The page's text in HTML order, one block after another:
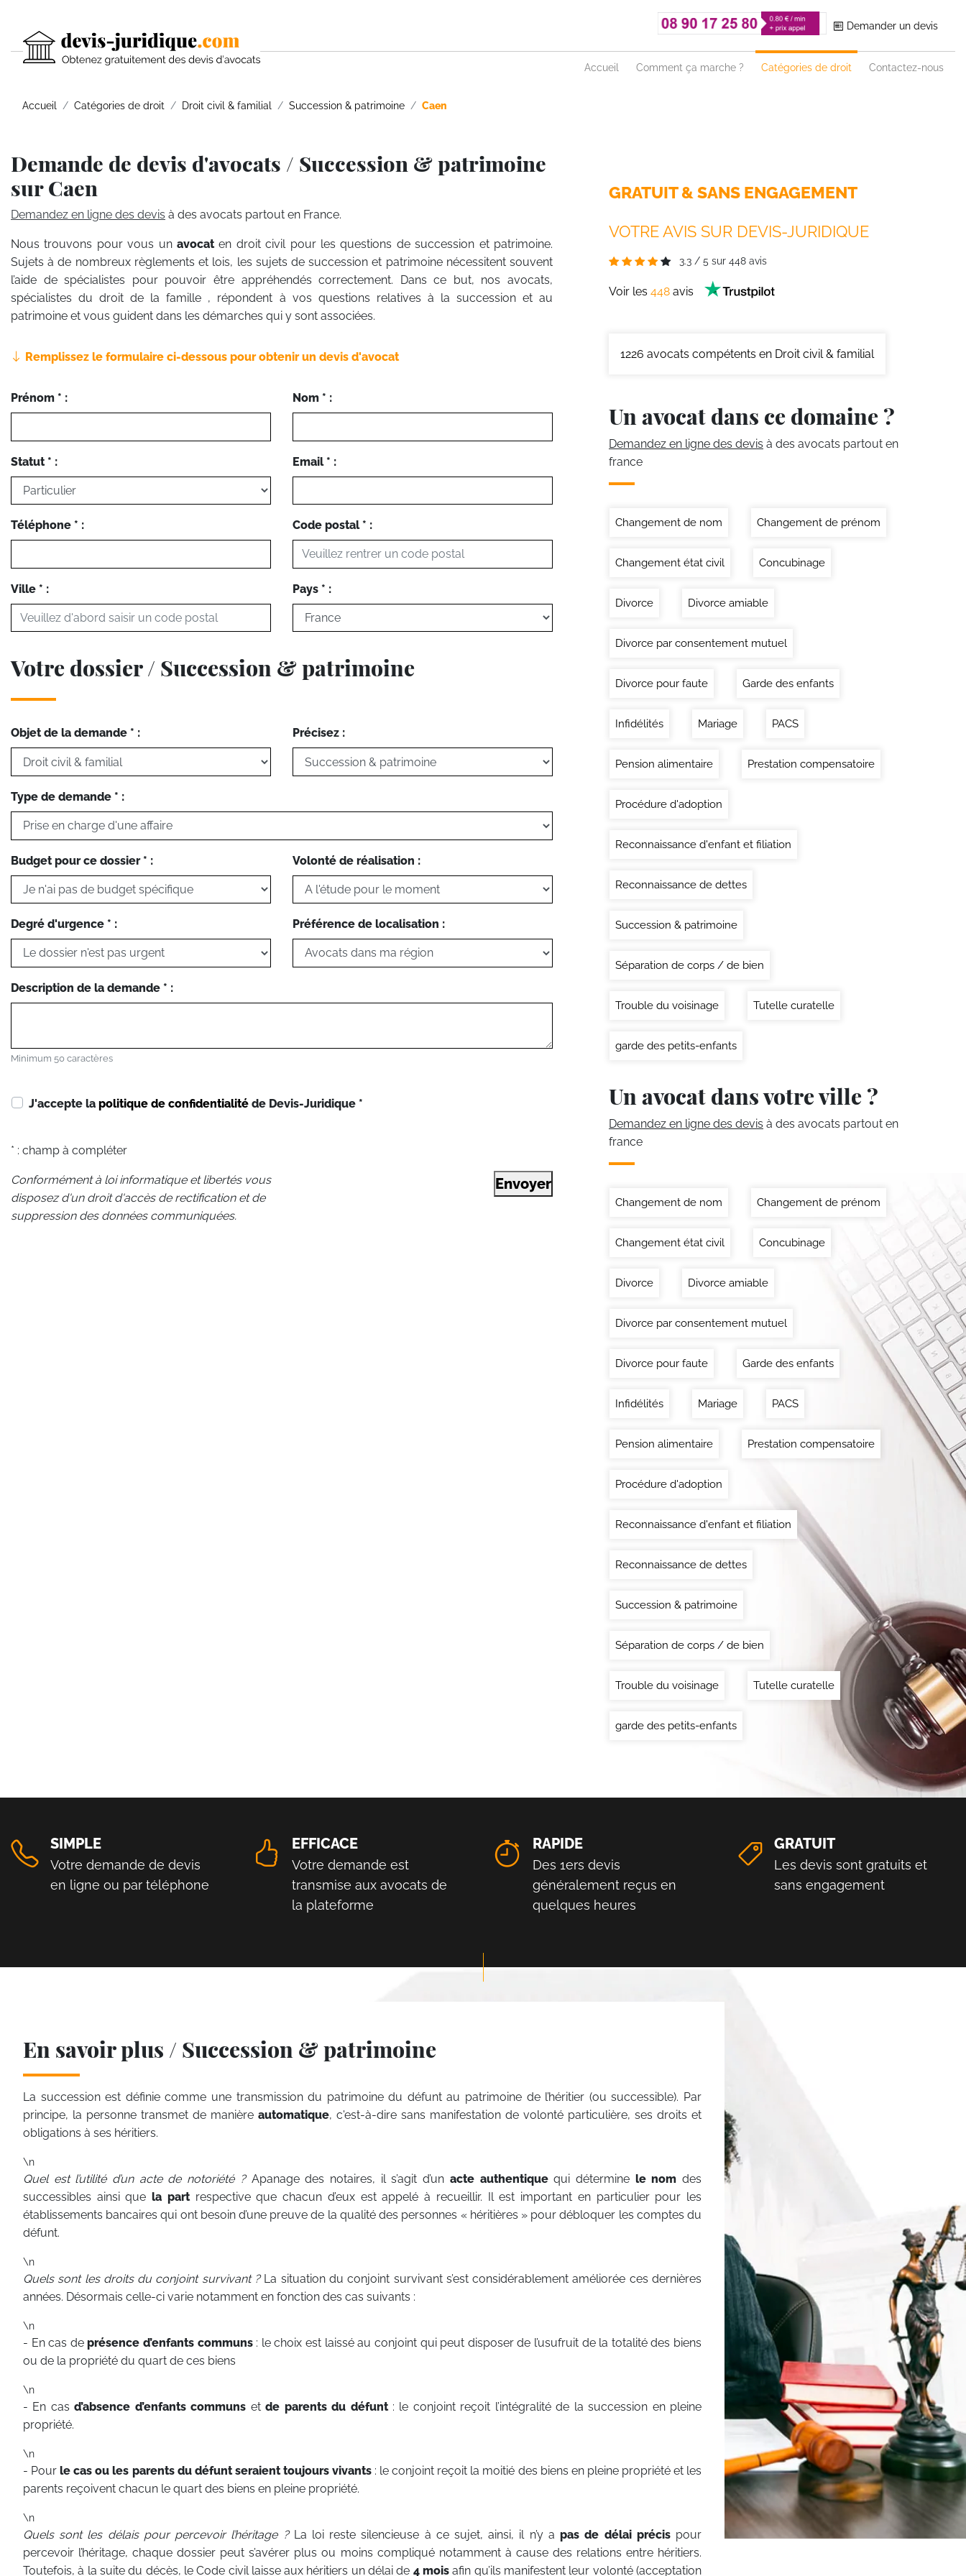
Demander un devis
Accueil Comment ça marche ? Catégories de droit Contactez-nous
Accueil Catégories de droit Droit civil & familial Succession & patrimoine Caen
Demande de devis d'avocats / Succession & patrimoine
sur Caen
Demandez en ligne des devis à des avocats partout en France.
Nous trouvons pour vous un avocaten droit civil pour les questions de succession et patrimoine.
Sujets à de nombreux règlements et lois, les sujets de succession et patrimoine nécessitent souvent
l’aide de spécialistes pour pouvoir être appréhendés correctement. Dans ce but, nos avocats,
spécialistes du droit de la famille , répondent à vos questions relatives à la succession et au
patrimoine et vous guident dans les démarches qui y sont associées.
Remplissez le formulaire ci-dessous pour obtenir un devis d'avocat
Prénom * : Nom * :
Statut * : Email * :
Téléphone * : Code postal * :
Ville * : Pays * :
Votre dossier / Succession & patrimoine
Objet de la demande * : Précisez :
Type de demande * :
Budget pour ce dossier * : Volonté de réalisation :
Degré d'urgence * : Préférence de localisation :
Description de la demande * :
Minimum 50 caractères
J'accepte la politique de confidentialité de Devis-Juridique *
* : champ à compléter
Conformément à loi informatique et libertés vous
disposez d'un droit d'accès de rectification et de
suppression des données communiquées.
Envoyer
GRATUIT & SANS ENGAGEMENT
VOTRE AVIS SUR DEVIS-JURIDIQUE
3.3 / 5 sur 448 avis
Voir les 448 avis
1226 avocats compétents en Droit civil & familial
Un avocat dans ce domaine ?
Demandez en ligne des devis à des avocats partout en
france
Changement de nom Changement de prénom
Changement état civil Concubinage
Divorce Divorce amiable
Divorce par consentement mutuel
Divorce pour faute Garde des enfants
Infidélités Mariage PACS
Pension alimentaire Prestation compensatoire
Procédure d'adoption
Reconnaissance d'enfant et filiation
Reconnaissance de dettes
Succession & patrimoine
Séparation de corps / de bien
Trouble du voisinage Tutelle curatelle
garde des petits-enfants
Un avocat dans votre ville ?
Demandez en ligne des devis à des avocats partout en
france
Changement de nom Changement de prénom
Changement état civil Concubinage
Divorce Divorce amiable
Divorce par consentement mutuel
Divorce pour faute Garde des enfants
Infidélités Mariage PACS
Pension alimentaire Prestation compensatoire
Procédure d'adoption
Reconnaissance d'enfant et filiation
Reconnaissance de dettes
Succession & patrimoine
Séparation de corps / de bien
Trouble du voisinage Tutelle curatelle
garde des petits-enfants
SIMPLE
Votre demande de devis
en ligne ou par téléphone
EFFICACE
Votre demande est
transmise aux avocats de
la plateforme
RAPIDE
Des 1ers devis
généralement reçus en
quelques heures
GRATUIT
Les devis sont gratuits et
sans engagement
En savoir plus / Succession & patrimoine
La succession est définie comme une transmission du patrimoine du défunt au patrimoine de l’héritier (ou successible). Par
principe, la personne transmet de manière automatique, c'est-à-dire sans manifestation de volonté particulière, ses droits et
obligations à ses héritiers.
\n
Quel est l’utilité d’un acte de notoriété ? Apanage des notaires, il s’agit d’un acte authentiquequi détermine le nomdes
successibles ainsi quela partrespective que chacun d’eux est appelé à recueillir. Il est important en particulier pour les
établissements bancaires qui ont besoin d’une preuve de la qualité des personnes « héritières » pour débloquer les comptes du
défunt.
\n
Quels sont les droits du conjoint survivant ?La situation du conjoint survivant s’est considérablement améliorée ces dernières
années. Désormais celle-ci varie notamment en fonction des cas suivants :
\n
- En cas deprésence d’enfants communs: le choix est laissé au conjoint qui peut disposer de l’usufruit de la totalité des biens
ou de la propriété du quart de ces biens
\n
- En casd’absence d’enfants communs etde parents du défunt: le conjoint reçoit l’intégralité de la succession en pleine
propriété.
\n
- Pourle cas ou les parents du défunt seraient toujours vivants: le conjoint reçoit la moitié des biens en pleine propriété et les
parents reçoivent chacun le quart des biens en pleine propriété.
\n
Quels sont les délais pour percevoir l’héritage ? La loi reste silencieuse à ce sujet, ainsi, il n’y a pas de délai précis pour
percevoir l’héritage, chaque dossier peut s’avérer plus ou moins compliqué notamment à cause des relations entre héritiers.
Toutefois, à la suite du décès, le Code civil laisse aux héritiers un délai de 4 mois afin qu’ils manifestent leur volonté (acceptation